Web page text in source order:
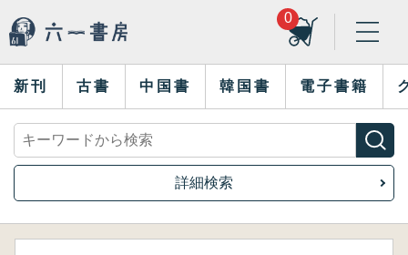
0
新刊 古書 中国書 韓国書 電子書籍
詳細検索